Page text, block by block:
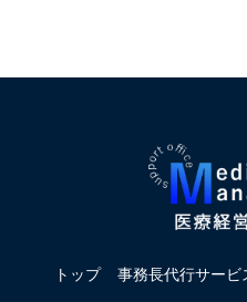
トップ 事務長代行サービ